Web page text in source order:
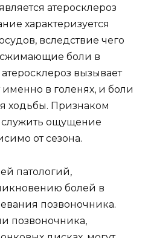
атеросклероз
характеризуется
вследствие чего
сжимающие боли в
вызывает
в голенях, и боли
ходьбы. Признаком
служить ощущение
от сезона.
патологий,
болей в
позвоночника.
позвоночника,